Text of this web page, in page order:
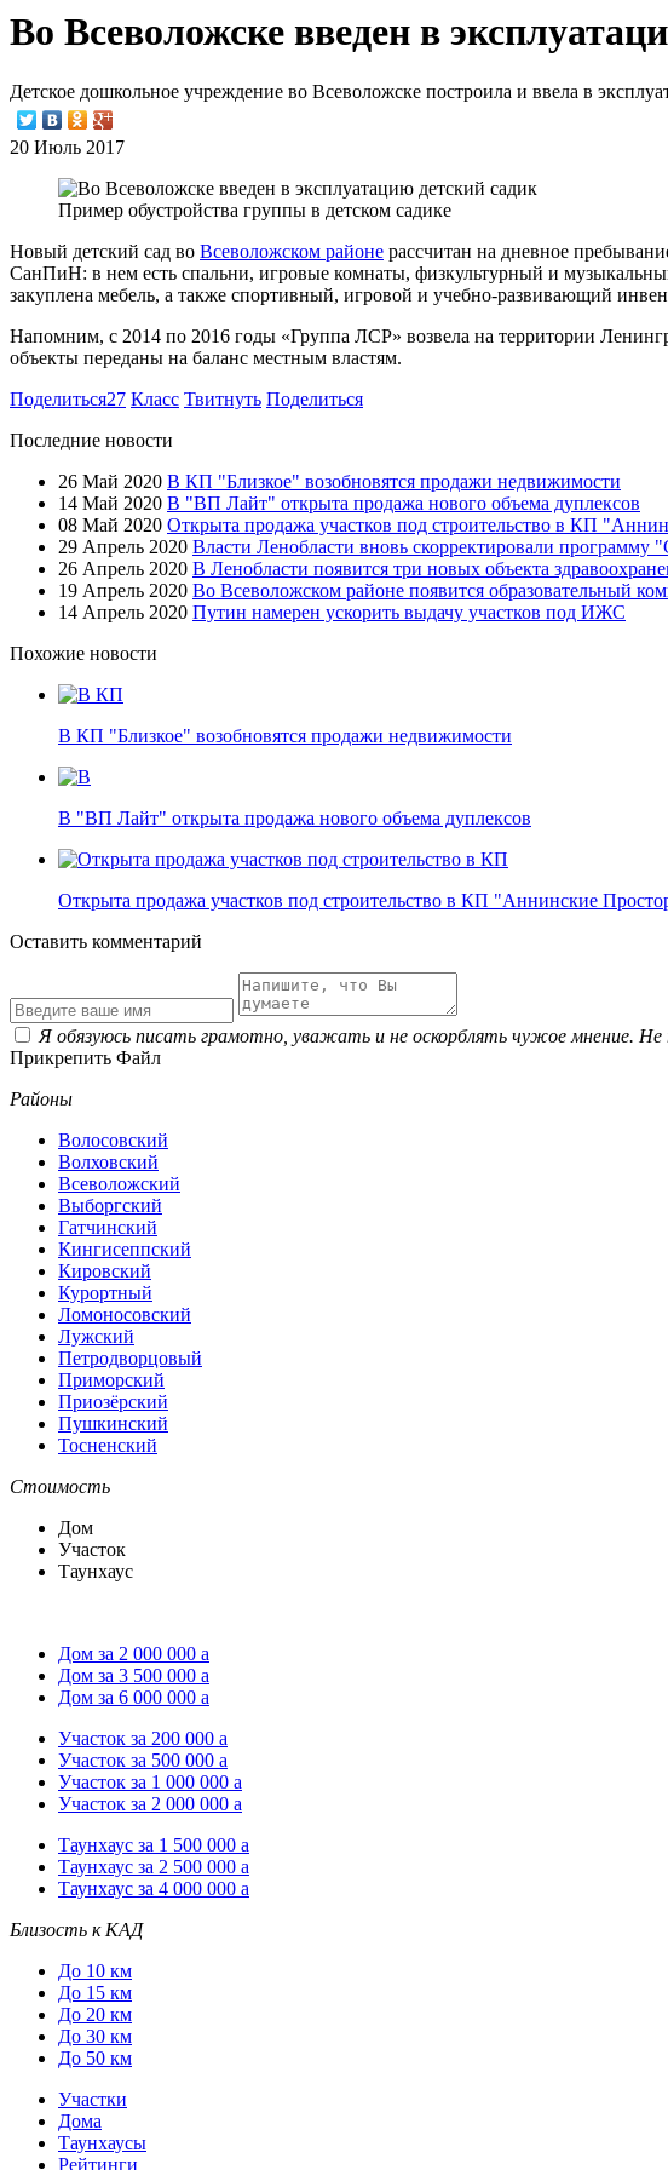
Во Всеволожске введен в
Детское дошкольное учреждение во Всеволожске построила и ввела в
20 Июль 2017
Пример обустройства группы в детском садике
Новый детский сад во Всеволожском районе рассчитан на дневное
СанПиН: в нем есть спальни, игровые комнаты, физкультурный и
закуплена мебель, а также спортивный, игровой и учебно-развивающий
Напомним, с 2014 по 2016 годы «Группа ЛСР» возвела на территории
объекты переданы на баланс местным властям.
Поделиться27 Класс Твитнуть Поделиться
Последние новости
26 Май 2020 В КП "Близкое" возобновятся продажи недвижимости
14 Май 2020 В "ВП Лайт" открыта продажа нового объема дуплексов
08 Май 2020 Открыта продажа участков под строительство в КП
29 Апрель 2020 Власти Ленобласти вновь скорректировали программу
26 Апрель 2020 В Ленобласти появится три новых объекта
19 Апрель 2020 Во Всеволожском районе появится образовательный
14 Апрель 2020 Путин намерен ускорить выдачу участков под ИЖС
Похожие новости
В КП "Близкое" возобновятся продажи недвижимости
В "ВП Лайт" открыта продажа нового объема дуплексов
Открыта продажа участков под строительство в КП "Аннинские
Оставить комментарий
Я обязуюсь писать грамотно, уважать и не оскорблять чужое мнение. Не
Прикрепить Файл
Районы
Волосовский
Волховский
Всеволожский
Выборгский
Гатчинский
Кингисеппский
Кировский
Курортный
Ломоносовский
Лужский
Петродворцовый
Приморский
Приозёрский
Пушкинский
Тосненский
Стоимость
Дом
Участок
Таунхаус
Дом за 2 000 000 a
Дом за 3 500 000 a
Дом за 6 000 000 a
Участок за 200 000 a
Участок за 500 000 a
Участок за 1 000 000 a
Участок за 2 000 000 a
Таунхаус за 1 500 000 a
Таунхаус за 2 500 000 a
Таунхаус за 4 000 000 a
Близость к КАД
До 10 км
До 15 км
До 20 км
До 30 км
До 50 км
Участки
Дома
Таунхаусы
Рейтинги